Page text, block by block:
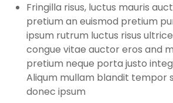
Fringilla risus, luctus mauris
pretium an euismod pretium
ipsum rutrum luctus risus
congue vitae auctor eros and
pretium neque porta justo
Aliqum mullam blandit tempor
donec ipsum